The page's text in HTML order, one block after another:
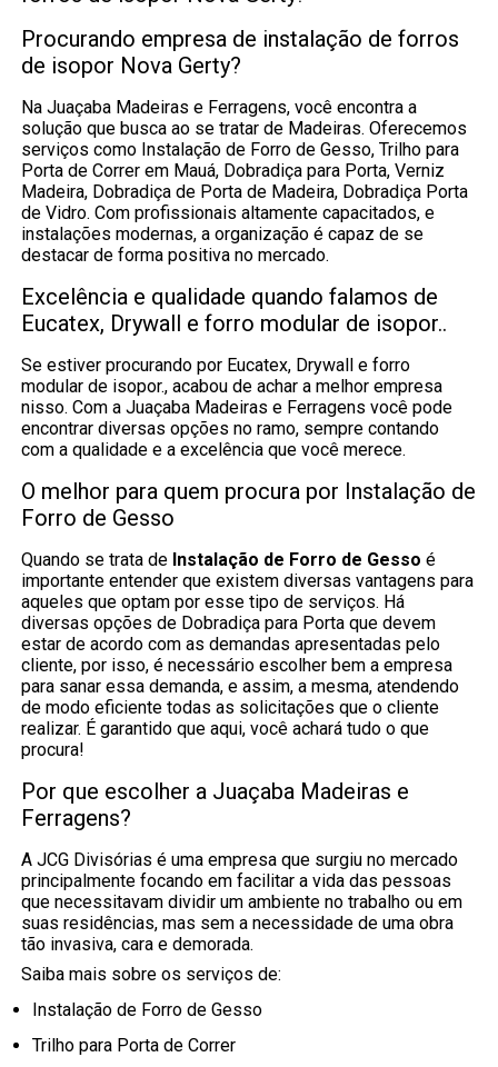
Procurando empresa de instalação de forros
de isopor Nova Gerty?
Na Juaçaba Madeiras e Ferragens, você encontra a
solução que busca ao se tratar de Madeiras. Oferecemos
serviços como Instalação de Forro de Gesso, Trilho para
Porta de Correr em Mauá, Dobradiça para Porta, Verniz
Madeira, Dobradiça de Porta de Madeira, Dobradiça Porta
de Vidro. Com profissionais altamente capacitados, e
instalações modernas, a organização é capaz de se
destacar de forma positiva no mercado.
Excelência e qualidade quando falamos de
Eucatex, Drywall e forro modular de isopor..
Se estiver procurando por Eucatex, Drywall e forro
modular de isopor., acabou de achar a melhor empresa
nisso. Com a Juaçaba Madeiras e Ferragens você pode
encontrar diversas opções no ramo, sempre contando
com a qualidade e a excelência que você merece.
O melhor para quem procura por Instalação de
Forro de Gesso
Quando se trata de Instalação de Forro de Gesso é
importante entender que existem diversas vantagens para
aqueles que optam por esse tipo de serviços. Há
diversas opções de Dobradiça para Porta que devem
estar de acordo com as demandas apresentadas pelo
cliente, por isso, é necessário escolher bem a empresa
para sanar essa demanda, e assim, a mesma, atendendo
de modo eficiente todas as solicitações que o cliente
realizar. É garantido que aqui, você achará tudo o que
procura!
Por que escolher a Juaçaba Madeiras e
Ferragens?
A JCG Divisórias é uma empresa que surgiu no mercado
principalmente focando em facilitar a vida das pessoas
que necessitavam dividir um ambiente no trabalho ou em
suas residências, mas sem a necessidade de uma obra
tão invasiva, cara e demorada.
Saiba mais sobre os serviços de:
Instalação de Forro de Gesso
Trilho para Porta de Correr